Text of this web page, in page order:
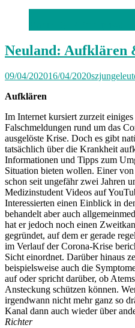
Neuland: Aufklären
09/04/202016/04/2020
Aufklären
Im Internet kursiert zurzeit
Falschmeldungen rund um das
ausgelöste Krise. Doch es gibt
tatsächlich über die Krankheit
Informationen und Tipps zum
Situation bieten wollen. Einer
schon seit ungefähr zwei Jahren
Medizinstudent Videos auf
Interessierten einen Einblick in
behandelt aber auch
hat er jedoch noch einen
gegründet, auf dem er gerade
im Verlauf der Corona-Krise
Sicht einordnet. Darüber hinaus
beispielsweise auch die
auf oder spricht darüber, ob
Ansteckung schützen können.
irgendwann nicht mehr ganz so
Kanal dann auch wieder über
Richter